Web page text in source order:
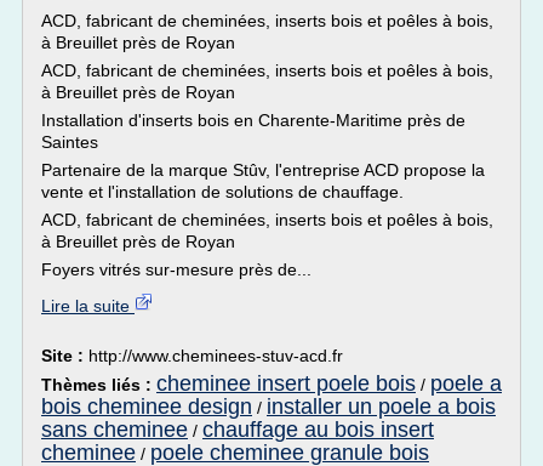
ACD, fabricant de cheminées, inserts bois et poêles à bois,
à Breuillet près de Royan
ACD, fabricant de cheminées, inserts bois et poêles à bois,
à Breuillet près de Royan
Installation d'inserts bois en Charente-Maritime près de
Saintes
Partenaire de la marque Stûv, l'entreprise ACD propose la
vente et l'installation de solutions de chauffage.
ACD, fabricant de cheminées, inserts bois et poêles à bois,
à Breuillet près de Royan
Foyers vitrés sur-mesure près de...
Lire la suite
Site : http://www.cheminees-stuv-acd.fr
Thèmes liés : cheminee insert poele bois / poele a
bois cheminee design / installer un poele a bois
sans cheminee / chauffage au bois insert
cheminee / poele cheminee granule bois